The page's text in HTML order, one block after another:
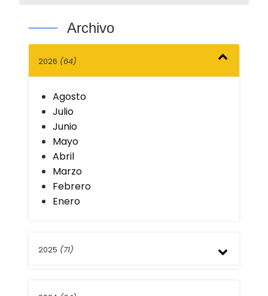
Archivo
2026 (64)
Agosto
Julio
Junio
Mayo
Abril
Marzo
Febrero
Enero
2025 (71)